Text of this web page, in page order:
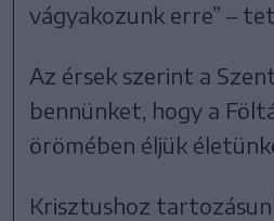
vágyakozunk erre” –
Az érsek szerint a
bennünket, hogy a
örömében éljük
Krisztushoz